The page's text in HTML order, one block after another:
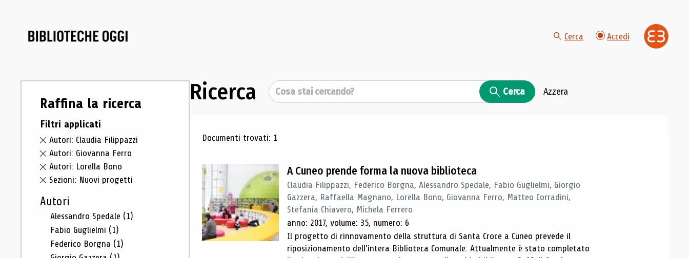
Cerca Accedi
Raffina la ricerca
Filtri applicati
Autori: Claudia Filippazzi
Autori: Giovanna Ferro
Autori: Lorella Bono
Sezioni: Nuovi progetti
Autori
Alessandro Spedale (1)
Fabio Guglielmi (1)
Federico Borgna (1)
Ricerca Cerca Cerca Azzera
Risultati di ricerca
Documenti trovati: 1
A Cuneo prende forma la nuova biblioteca
Claudia Filippazzi, Federico Borgna, Alessandro Spedale, Fabio Guglielmi, Giorgio
Gazzera, Raffaella Magnano, Lorella Bono, Giovanna Ferro, Matteo Corradini,
Stefania Chiavero, Michela Ferrero
anno: 2017, volume: 35, numero: 6
Il progetto di rinnovamento della struttura di Santa Croce a Cuneo prevede il
riposizionamento dell'intera Biblioteca Comunale. Attualmente è stato completato